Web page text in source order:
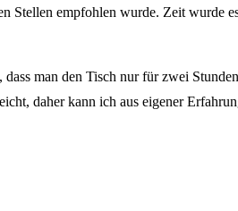
empfohlen wurde. Zeit wurde
man den Tisch nur für zwei
daher kann ich aus eigener